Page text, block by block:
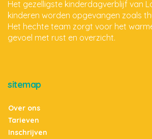
Het gezelligste kinderdagverblijf van
kinderen worden opgevangen zoals
Het hechte team zorgt voor het
gevoel met rust en overzicht.
sitemap
Over ons
Tarieven
Inschrijven